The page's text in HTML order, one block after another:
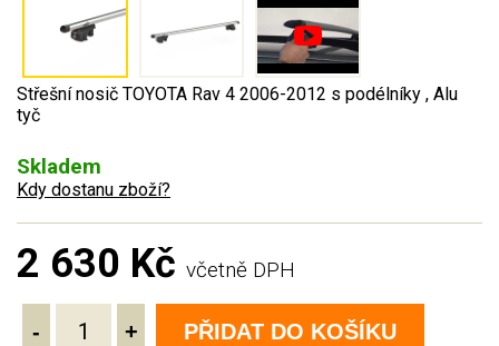
Střešní nosič TOYOTA Rav 4 2006-2012 s podélníky , Alu
tyč
Skladem
Kdy dostanu zboží?
2 630 Kč včetně DPH
- + PŘIDAT DO KOŠÍKU